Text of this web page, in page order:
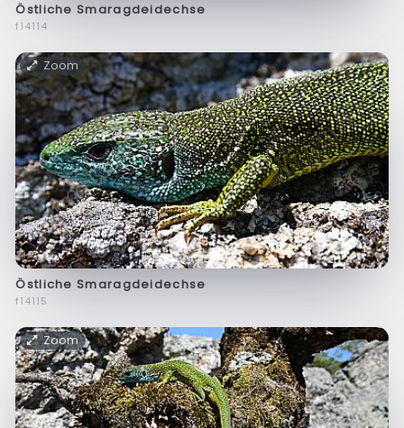
Östliche Smaragdeidechse
f14114
Zoom
Östliche Smaragdeidechse
f14115
Zoom